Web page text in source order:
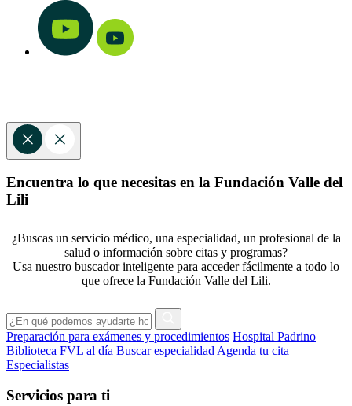
Encuentra lo que necesitas en la Fundación Valle del
Lili
¿Buscas un servicio médico, una especialidad, un profesional de la
salud o información sobre citas y programas?
Usa nuestro buscador inteligente para acceder fácilmente a todo lo
que ofrece la Fundación Valle del Lili.
Preparación para exámenes y procedimientos Hospital Padrino
Biblioteca FVL al día Buscar especialidad Agenda tu cita
Especialistas
Servicios para ti